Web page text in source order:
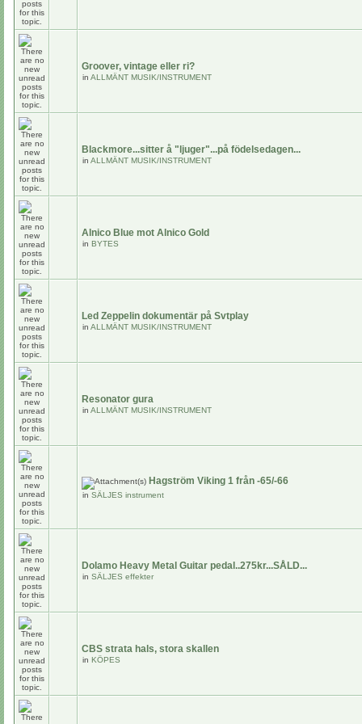
Groover, vintage eller ri?
in ALLMÄNT MUSIK/INSTRUMENT
Blackmore...sitter å "ljuger"...på födelsedagen...
in ALLMÄNT MUSIK/INSTRUMENT
Alnico Blue mot Alnico Gold
in BYTES
Led Zeppelin dokumentär på Svtplay
in ALLMÄNT MUSIK/INSTRUMENT
Resonator gura
in ALLMÄNT MUSIK/INSTRUMENT
Hagström Viking 1 från -65/-66
in SÄLJES instrument
Dolamo Heavy Metal Guitar pedal..275kr...SÅLD...
in SÄLJES effekter
CBS strata hals, stora skallen
in KÖPES